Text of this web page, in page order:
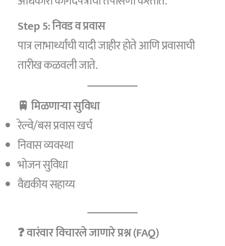
Step 5: निवड व प्रवास
पात्र लाभार्थ्यांची यादी जाहीर होते आणि प्रवासाची
तारीख कळवली जाते.
🚆 मिळणाऱ्या सुविधा
रेल्वे/बस प्रवास खर्च
निवास व्यवस्था
भोजन सुविधा
वैद्यकीय सहाय्य
❓ वारंवार विचारले जाणारे प्रश्न (FAQ)